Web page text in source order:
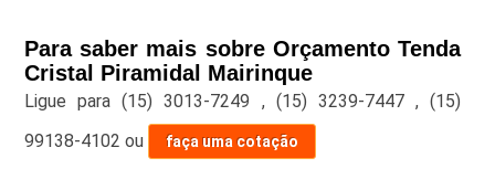
Para saber mais sobre Orçamento Tenda
Cristal Piramidal Mairinque
Ligue para(15) 3013-7249 , (15) 3239-7447 ,(15)
99138-4102 ou faça uma cotação